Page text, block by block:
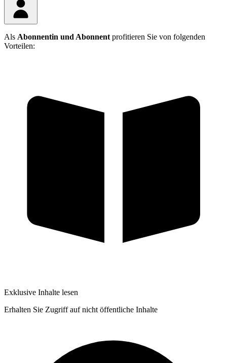
Als Abonnentin und Abonnentprofitieren Sie von folgenden
Vorteilen:
Exklusive Inhalte lesen
Erhalten Sie Zugriff auf nicht öffentliche Inhalte